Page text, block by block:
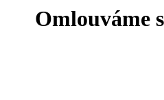
Omlouváme